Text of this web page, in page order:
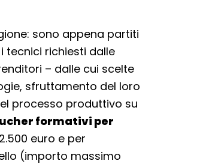
sono appena partiti
tecnici richiesti dalle
– dalle cui scelte
sfruttamento del loro
processo produttivo su
formativi per
euro e per
(importo massimo